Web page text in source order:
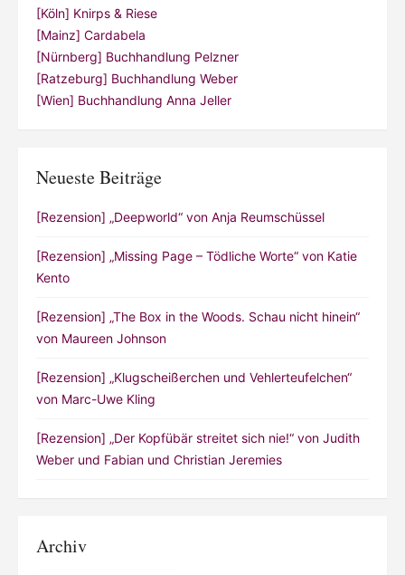
[Köln] Knirps & Riese
[Mainz] Cardabela
[Nürnberg] Buchhandlung Pelzner
[Ratzeburg] Buchhandlung Weber
[Wien] Buchhandlung Anna Jeller
Neueste Beiträge
[Rezension] „Deepworld“ von Anja Reumschüssel
[Rezension] „Missing Page – Tödliche Worte“ von Katie
Kento
[Rezension] „The Box in the Woods. Schau nicht hinein“
von Maureen Johnson
[Rezension] „Klugscheißerchen und Vehlerteufelchen“
von Marc-Uwe Kling
[Rezension] „Der Kopfübär streitet sich nie!“ von Judith
Weber und Fabian und Christian Jeremies
Archiv